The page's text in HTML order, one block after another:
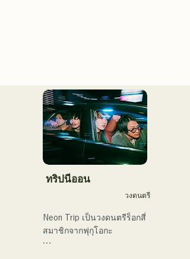
ทริปนีออน
วงดนตรี
Neon Trip เป็นวงดนตรีร็อกสี่
สมาชิกจากฟุกุโอกะ